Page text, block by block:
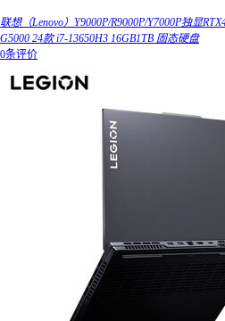
联想（Lenovo）Y9000P/R9000P/Y7000P独显
G5000 24款 i7-13650H3 16GB1TB 固态硬盘
0条评价